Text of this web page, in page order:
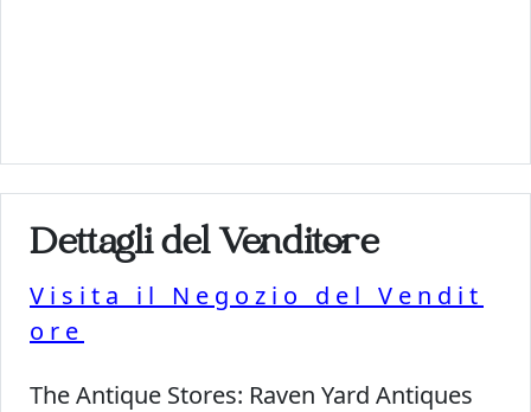
Dettagli del Venditore
Visita il Negozio del Vendit
ore
The Antique Stores: Raven Yard Antiques